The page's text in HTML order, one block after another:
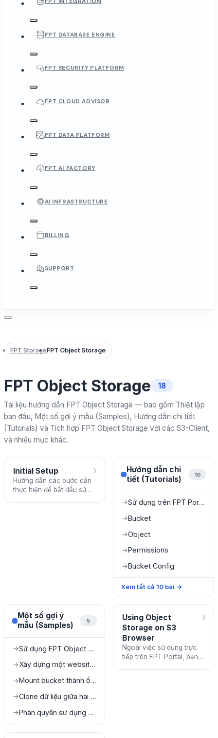
FPT DATABASE ENGINE
FPT SECURITY PLATFORM
FPT CLOUD ADVISOR
FPT DATA PLATFORM
FPT AI FACTORY
AI INFRASTRUCTURE
BILLING
SUPPORT
FPT StorageFPT Object Storage
FPT Object Storage 18
Tài liệu hướng dẫn FPT Object Storage — bao gồm Thiết lập
ban đầu, Một số gợi ý mẫu (Samples), Hướng dẫn chi tiết
(Tutorials) và Tích hợp FPT Object Storage với các S3-Client,
và nhiều mục khác.
Initial Setup
Hướng dẫn các bước cần
thực hiện để bắt đầu sử
›
Hướng dẫn chi
tiết (Tutorials)
10
→ Sử dụng trên FPT Portal
→Bucket
→Object
→Permissions
→Bucket Config
Xem tất cả 10 bài →
Một số gợi ý
mẫu (Samples)
5
→ Sử dụng FPT Object Storage làm media server
→ Xây dựng một website tĩnh bằng FPT Object Storage
→ Mount bucket thành ổ đĩa trên máy local
→ Clone dữ liệu giữa hai bucket khác nhau
→ Phân quyền sử dụng bucket cho các subuser
Using Object
Storage on S3
Browser
Ngoài việc sử dụng trực
tiếp trên FPT Portal, bạn
›